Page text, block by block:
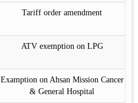
Tariff order amendment
ATV exemption on LPG
Examption on Ahsan Mission Cancer
& General Hospital